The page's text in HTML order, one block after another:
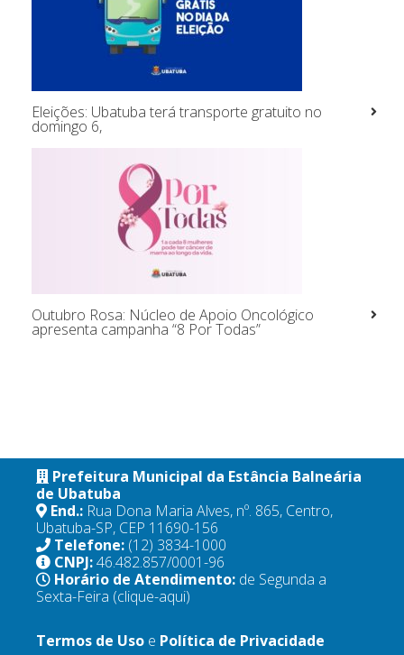
Eleições: Ubatuba terá transporte gratuito no
domingo 6,
Outubro Rosa: Núcleo de Apoio Oncológico
apresenta campanha “8 Por Todas”
Prefeitura Municipal da Estância Balneária
de Ubatuba
End.: Rua Dona Maria Alves, nº. 865, Centro,
Ubatuba-SP, CEP 11690-156
Telefone: (12) 3834-1000
CNPJ:46.482.857/0001-96
Horário de Atendimento: de Segunda a
Sexta-Feira (clique-aqui)
Termos de Uso e Política de Privacidade